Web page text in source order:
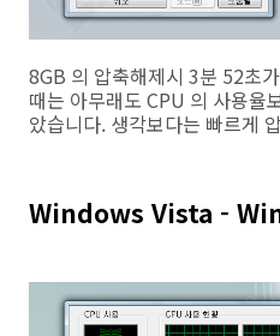
8GB 의 압축해제시 3분 52초
때는 아무래도 CPU 의 사용율
았습니다. 생각보다는 빠르게
Windows Vista -